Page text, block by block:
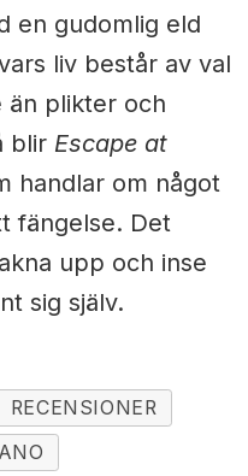
en gudomlig eld
liv består av val
än plikter och
blir Escape at
handlar om något
fängelse. Det
upp och inse
sig själv.
RECENSIONER